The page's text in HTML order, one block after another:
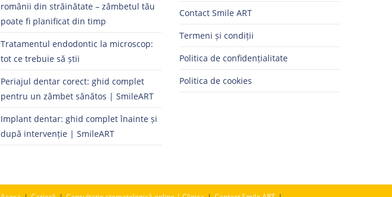
românii din străinătate – zâmbetul tău
poate fi planificat din timp
Tratamentul endodontic la microscop:
tot ce trebuie să știi
Periajul dentar corect: ghid complet
pentru un zâmbet sănătos | SmileART
Implant dentar: ghid complet înainte și
după intervenție | SmileART
Contact Smile ART
Termeni și condiții
Politica de confidențialitate
Politica de cookies